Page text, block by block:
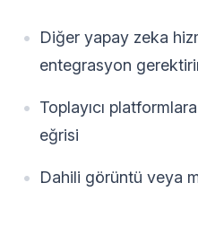
Diğer yapay zeka
entegrasyon
Toplayıcı
eğrisi
Dahili görüntü veya